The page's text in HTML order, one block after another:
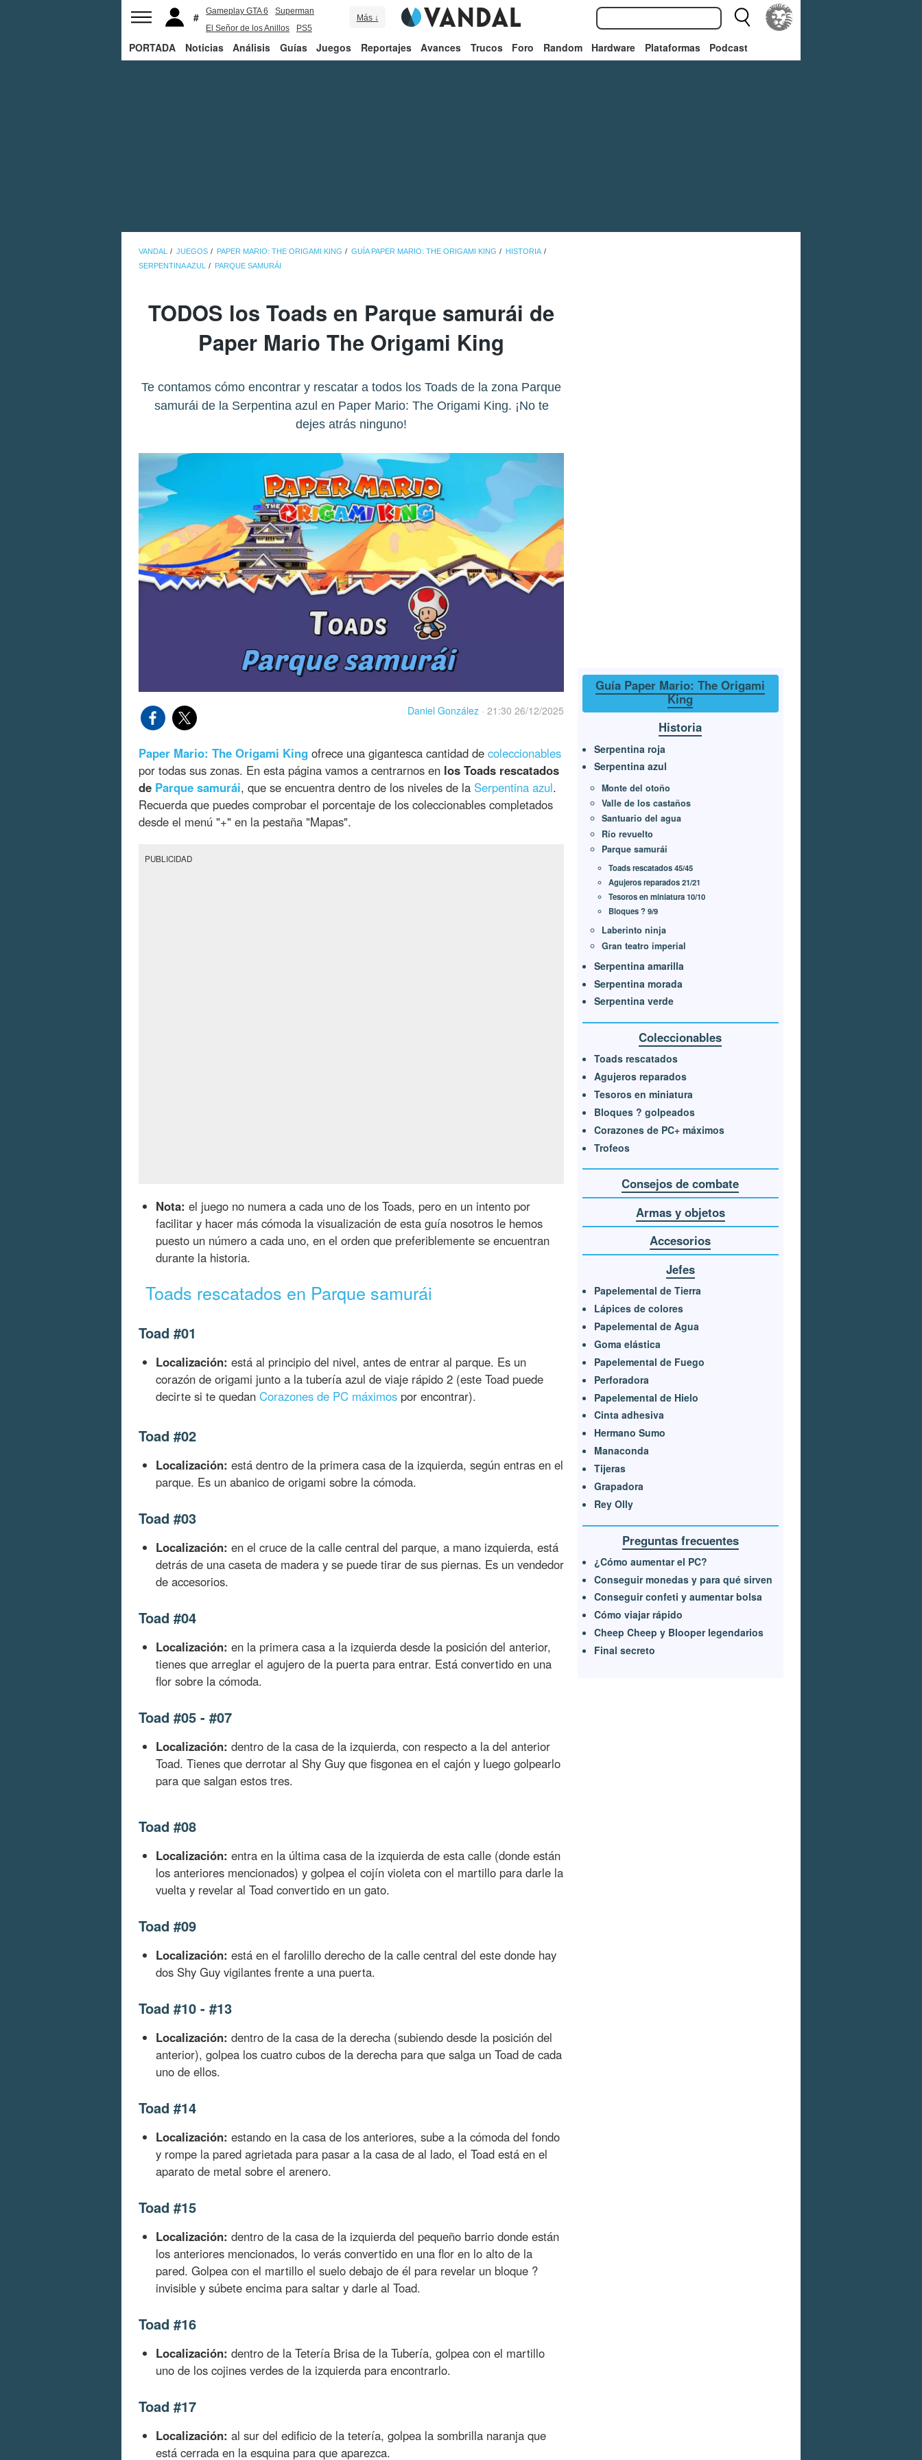
Gameplay GTA 6
Superman
El Señor de los Anillos
PS5
Más ↓
PORTADA Noticias Análisis Guías Juegos Reportajes Avances Trucos Foro Random Hardware Plataformas Podcast
VANDAL JUEGOS PAPER MARIO: THE ORIGAMI KING GUÍA PAPER MARIO: THE ORIGAMI KING
HISTORIA
SERPENTINA AZUL
PARQUE SAMURÁI
TODOS los Toads en Parque samurái de
Paper Mario The Origami King
Te contamos cómo encontrar y rescatar a todos los Toads de la zona Parque
samurái de la Serpentina azul en Paper Mario: The Origami King. ¡No te
dejes atrás ninguno!
Daniel González · 21:30 26/12/2025
Paper Mario: The Origami King ofrece una gigantesca cantidad de coleccionables
por todas sus zonas. En esta página vamos a centrarnos en los Toads rescatados
de Parque samurái, que se encuentra dentro de los niveles de la Serpentina azul.
Recuerda que puedes comprobar el porcentaje de los coleccionables completados
desde el menú "+" en la pestaña "Mapas".
PUBLICIDAD
Nota: el juego no numera a cada uno de los Toads, pero en un intento por
facilitar y hacer más cómoda la visualización de esta guía nosotros le hemos
puesto un número a cada uno, en el orden que preferiblemente se encuentran
durante la historia.
Toads rescatados en Parque samurái
Toad #01
Localización: está al principio del nivel, antes de entrar al parque. Es un
corazón de origami junto a la tubería azul de viaje rápido 2 (este Toad puede
decirte si te quedan Corazones de PC máximos por encontrar).
Toad #02
Localización: está dentro de la primera casa de la izquierda, según entras en el
parque. Es un abanico de origami sobre la cómoda.
Toad #03
Localización: en el cruce de la calle central del parque, a mano izquierda, está
detrás de una caseta de madera y se puede tirar de sus piernas. Es un vendedor
de accesorios.
Toad #04
Localización: en la primera casa a la izquierda desde la posición del anterior,
tienes que arreglar el agujero de la puerta para entrar. Está convertido en una
flor sobre la cómoda.
Toad #05 - #07
Localización: dentro de la casa de la izquierda, con respecto a la del anterior
Toad. Tienes que derrotar al Shy Guy que fisgonea en el cajón y luego golpearlo
para que salgan estos tres.
Toad #08
Localización: entra en la última casa de la izquierda de esta calle (donde están
los anteriores mencionados) y golpea el cojín violeta con el martillo para darle la
vuelta y revelar al Toad convertido en un gato.
Toad #09
Localización: está en el farolillo derecho de la calle central del este donde hay
dos Shy Guy vigilantes frente a una puerta.
Toad #10 - #13
Localización: dentro de la casa de la derecha (subiendo desde la posición del
anterior), golpea los cuatro cubos de la derecha para que salga un Toad de cada
uno de ellos.
Toad #14
Localización: estando en la casa de los anteriores, sube a la cómoda del fondo
y rompe la pared agrietada para pasar a la casa de al lado, el Toad está en el
aparato de metal sobre el arenero.
Toad #15
Localización: dentro de la casa de la izquierda del pequeño barrio donde están
los anteriores mencionados, lo verás convertido en una flor en lo alto de la
pared. Golpea con el martillo el suelo debajo de él para revelar un bloque ?
invisible y súbete encima para saltar y darle al Toad.
Toad #16
Localización: dentro de la Tetería Brisa de la Tubería, golpea con el martillo
uno de los cojines verdes de la izquierda para encontrarlo.
Toad #17
Localización: al sur del edificio de la tetería, golpea la sombrilla naranja que
está cerrada en la esquina para que aparezca.
Guía Paper Mario: The Origami
King
Historia
Serpentina roja
Serpentina azul
Monte del otoño
Valle de los castaños
Santuario del agua
Río revuelto
Parque samurái
Toads rescatados 45/45
Agujeros reparados 21/21
Tesoros en miniatura 10/10
Bloques ? 9/9
Laberinto ninja
Gran teatro imperial
Serpentina amarilla
Serpentina morada
Serpentina verde
Coleccionables
Toads rescatados
Agujeros reparados
Tesoros en miniatura
Bloques ? golpeados
Corazones de PC+ máximos
Trofeos
Consejos de combate
Armas y objetos
Accesorios
Jefes
Papelemental de Tierra
Lápices de colores
Papelemental de Agua
Goma elástica
Papelemental de Fuego
Perforadora
Papelemental de Hielo
Cinta adhesiva
Hermano Sumo
Manaconda
Tijeras
Grapadora
Rey Olly
Preguntas frecuentes
¿Cómo aumentar el PC?
Conseguir monedas y para qué sirven
Conseguir confeti y aumentar bolsa
Cómo viajar rápido
Cheep Cheep y Blooper legendarios
Final secreto